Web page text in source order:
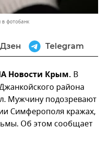
в фотобанк
Дзен Telegram
Новости Крым. В
района
Мужчину подозревают
Симферополя кражах,
Об этом сообщает